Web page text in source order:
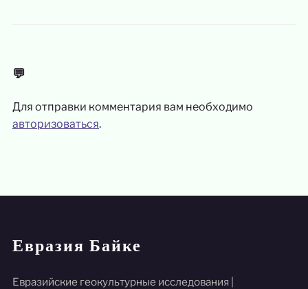
💬
Для отправки комментария вам необходимо
авторизоваться.
Евразия Байке
Евразийские геокультурные исследования |